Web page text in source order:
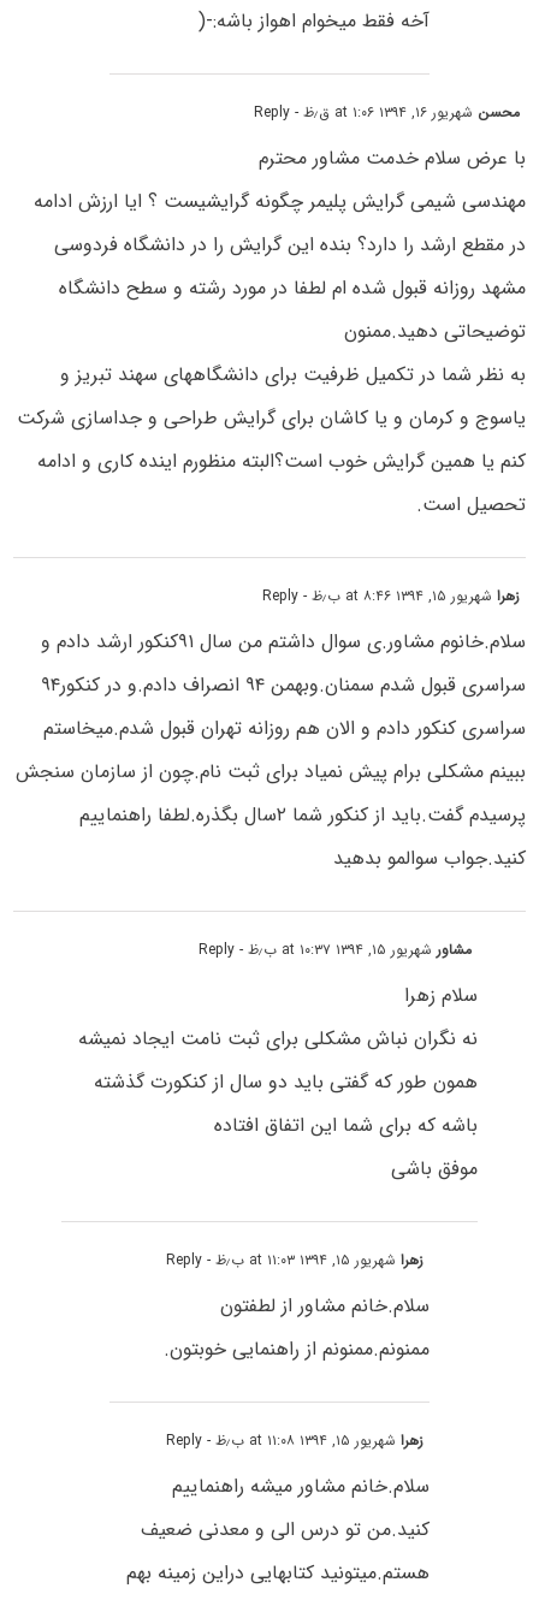
آخه فقط میخوام اهواز باشه:-(
محسن شهریور ۱۶, ۱۳۹۴ at ۱:۰۶ ق٫ظ - Reply
با عرض سلام خدمت مشاور محترم
مهندسی شیمی گرایش پلیمر چگونه گرایشیست ؟ ایا ارزش ادامه
در مقطع ارشد را دارد؟ بنده این گرایش را در دانشگاه فردوسی
مشهد روزانه قبول شده ام لطفا در مورد رشته و سطح دانشگاه
توضیحاتی دهید.ممنون
به نظر شما در تکمیل ظرفیت برای دانشگاههای سهند تبریز و
یاسوج و کرمان و یا کاشان برای گرایش طراحی و جداسازی شرکت
کنم یا همین گرایش خوب است؟البته منظورم اینده کاری و ادامه
تحصیل است.
زهراشهریور ۱۵, ۱۳۹۴ at ۸:۴۶ ب٫ظ - Reply
سلام.خانوم مشاور.ی سوال داشتم من سال ۹۱کنکور ارشد دادم و
سراسری قبول شدم سمنان.وبهمن ۹۴ انصراف دادم.و در کنکور۹۴
سراسری کنکور دادم و الان هم روزانه تهران قبول شدم.میخاستم
ببینم مشکلی برام پیش نمیاد برای ثبت نام.چون از سازمان سنجش
پرسیدم گفت.باید از کنکور شما ۲سال بگذره.لطفا راهنماییم
کنید.جواب سوالمو بدهید
مشاورشهریور ۱۵, ۱۳۹۴ at ۱۰:۳۷ ب٫ظ - Reply
سلام زهرا
نه نگران نباش مشکلی برای ثبت نامت ایجاد نمیشه
همون طور که گفتی باید دو سال از کنکورت گذشته
باشه که برای شما این اتفاق افتاده
موفق باشی
زهراشهریور ۱۵, ۱۳۹۴ at ۱۱:۰۳ ب٫ظ - Reply
سلام.خانم مشاور از لطفتون
ممنونم.ممنونم از راهنمایی خوبتون.
زهراشهریور ۱۵, ۱۳۹۴ at ۱۱:۰۸ ب٫ظ - Reply
سلام.خانم مشاور میشه راهنماییم
کنید.من تو درس الی و معدنی ضعیف
هستم.میتونید کتابهایی دراین زمینه بهم